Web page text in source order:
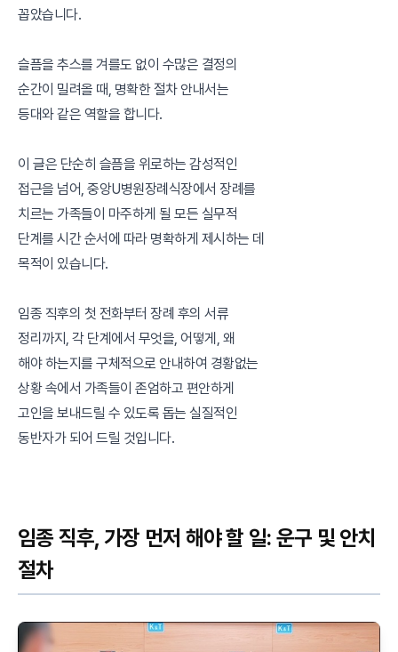
꼽았습니다.
슬픔을 추스를 겨를도 없이 수많은 결정의
순간이 밀려올 때, 명확한 절차 안내서는
등대와 같은 역할을 합니다.
이 글은 단순히 슬픔을 위로하는 감성적인
접근을 넘어, 중앙U병원장례식장에서 장례를
치르는 가족들이 마주하게 될 모든 실무적
단계를 시간 순서에 따라 명확하게 제시하는 데
목적이 있습니다.
임종 직후의 첫 전화부터 장례 후의 서류
정리까지, 각 단계에서 무엇을, 어떻게, 왜
해야 하는지를 구체적으로 안내하여 경황없는
상황 속에서 가족들이 존엄하고 편안하게
고인을 보내드릴 수 있도록 돕는 실질적인
동반자가 되어 드릴 것입니다.
임종 직후, 가장 먼저 해야 할 일: 운구 및 안치
절차